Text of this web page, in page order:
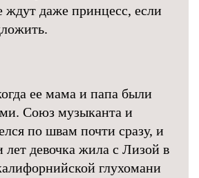
ждут даже принцесс, если
ее мама и папа были
Союз музыканта и
по швам почти сразу, и
лет девочка жила с Лизой в
глухомани